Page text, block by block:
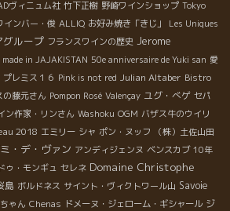
ヴィニュム社 竹下正樹 野崎ワインショップ Tokyo
インバー・俊 ALLIQ お好み焼き「きじ」
Les Uniques
グループ フランスワインの歴史 Jerome
made in JAJAKISTAN 50e anniversaire de Yuki san 愛
プレミス１６ Pink is not red Julian Altaber Bistro
の藤元さん Pompon Rosé Valençay ユグ・べゲ セパ
ン作家・リンさん Washoku OGM バザス牛のウイリ
2018 エミリー シャ ポン・ヌッフ
（株）土佐山田
・デ・ヴァン アンディジェンヌ ベンスカブ 10年
ゥ・モンギュ セレネ Domaine Christophe
島 ボルドネス サイント・ヴィクトワール山 Savoie
ゃん Chenas ドメーヌ・ジェローム・ギシャール ジ